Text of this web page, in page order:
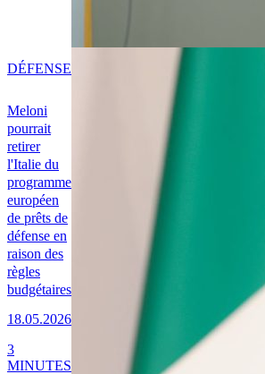
Meloni
pourrait
retirer
l'Italie du
programme
européen
de prêts de
défense en
raison des
règles
budgétaires
18.05.2026
DÉFENSE
3
MINUTES